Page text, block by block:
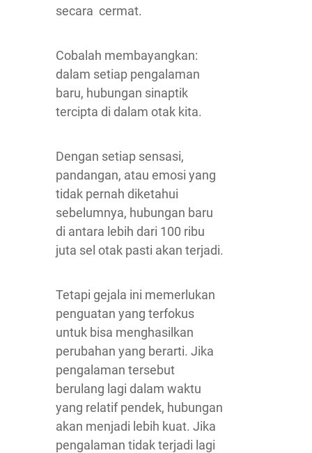
secara cermat.
Cobalah membayangkan:
dalam setiap pengalaman
baru, hubungan sinaptik
tercipta di dalam otak kita.
Dengan setiap sensasi,
pandangan, atau emosi yang
tidak pernah diketahui
sebelumnya, hubungan baru
di antara lebih dari 100 ribu
juta sel otak pasti akan terjadi.
Tetapi gejala ini memerlukan
penguatan yang terfokus
untuk bisa menghasilkan
perubahan yang berarti. Jika
pengalaman tersebut
berulang lagi dalam waktu
yang relatif pendek, hubungan
akan menjadi lebih kuat. Jika
pengalaman tidak terjadi lagi